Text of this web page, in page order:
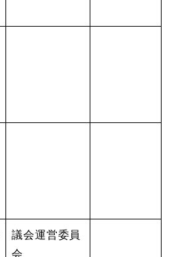
議会運営委員
会